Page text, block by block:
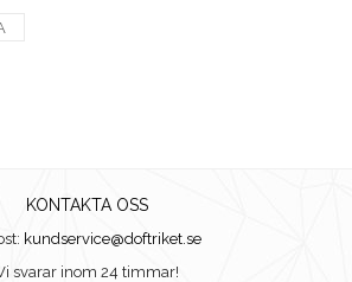
KONTAKTA OSS
kundservice@doftriket.se
svarar inom 24 timmar!